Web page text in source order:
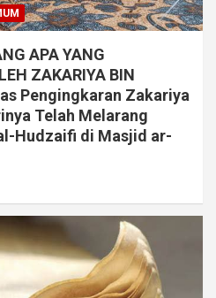
APA YANG
ZAKARIYA BIN
Pengingkaran Zakariya
Telah Melarang
Hudzaifi di Masjid ar-